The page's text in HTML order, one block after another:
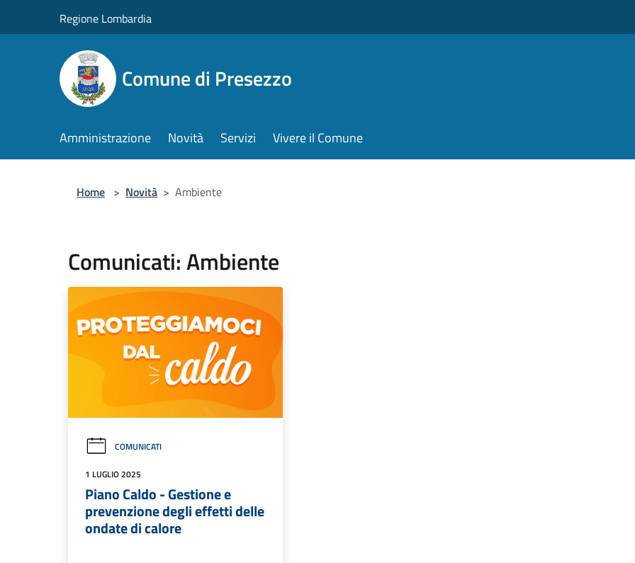
Regione Lombardia
Comune di Presezzo
Amministrazione Novità Servizi Vivere il Comune
Home > Novità > Ambiente
Comunicati: Ambiente
COMUNICATI
1 LUGLIO 2025
Piano Caldo - Gestione e
prevenzione degli effetti delle
ondate di calore